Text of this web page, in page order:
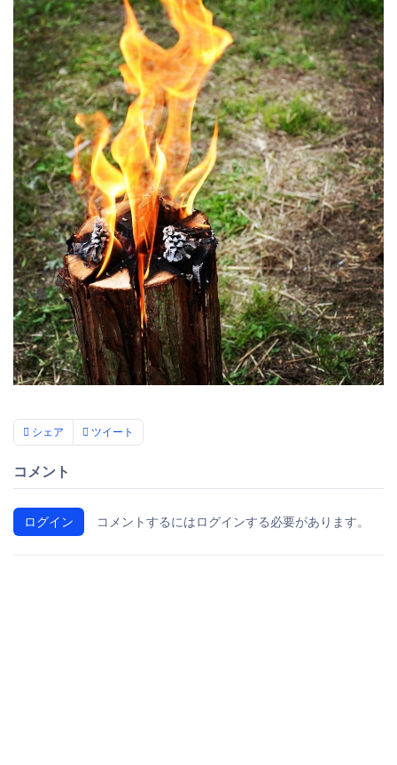
シェア ツイート
コメント
ログイン コメントするにはログインする必要があります。